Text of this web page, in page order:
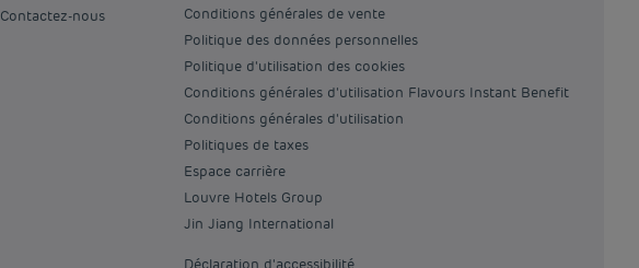
Contactez-nous
Conditions générales de vente
Politique des données personnelles
Politique d'utilisation des cookies
Conditions générales d'utilisation Flavours Instant Benefit
Conditions générales d'utilisation
Politiques de taxes
Espace carrière
Louvre Hotels Group
Jin Jiang International
Déclaration d'accessibilité